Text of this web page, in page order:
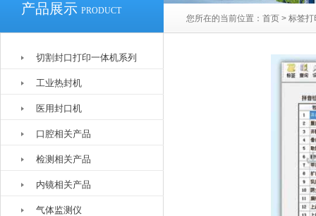
产品展示 PRODUCT
您所在的当前位置： 首页 > 标签打
切割封口打印一体机系列
工业热封机
医用封口机
口腔相关产品
检测相关产品
内镜相关产品
气体监测仪